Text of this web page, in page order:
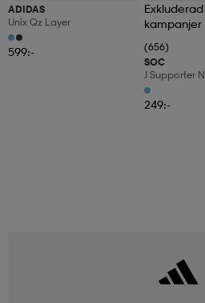
ADIDAS
Unix Qz Layer
599:-
kampanjer
(656)
SOC
J Supporter
249:-